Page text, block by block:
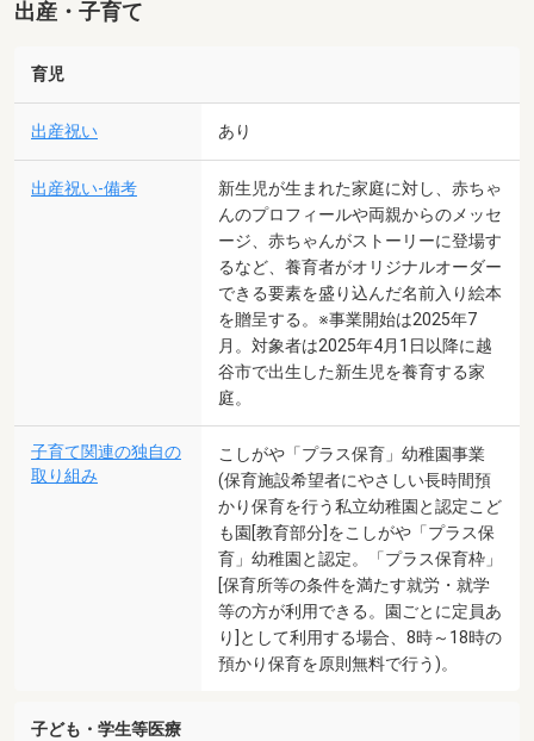
出産・子育て
育児
出産祝い あり
出産祝い-備考
新生児が生まれた家庭に対し、赤ちゃ
んのプロフィールや両親からのメッセ
ージ、赤ちゃんがストーリーに登場す
るなど、養育者がオリジナルオーダー
できる要素を盛り込んだ名前入り絵本
を贈呈する。※事業開始は2025年7
月。対象者は2025年4月1日以降に越
谷市で出生した新生児を養育する家
庭。
子育て関連の独自の
取り組み
こしがや「プラス保育」幼稚園事業
(保育施設希望者にやさしい長時間預
かり保育を行う私立幼稚園と認定こど
も園[教育部分]をこしがや「プラス保
育」幼稚園と認定。「プラス保育枠」
[保育所等の条件を満たす就労・就学
等の方が利用できる。園ごとに定員あ
り]として利用する場合、8時～18時の
預かり保育を原則無料で行う)。
子ども・学生等医療